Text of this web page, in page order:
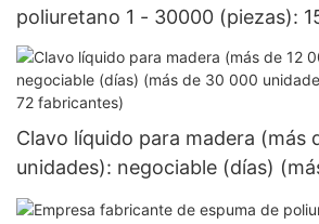
poliuretano 1 - 30000 (piezas):
>=30000 piezas US.3 Suministro
Clavo líquido para madera (más
unidades): negociable (días)
unidades, EE. UU., 72 fabricantes)